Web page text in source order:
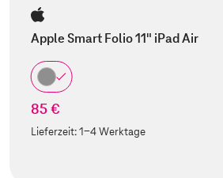
Apple Smart Folio 11" iPad Air
85 €
Lieferzeit:1-4 Werktage